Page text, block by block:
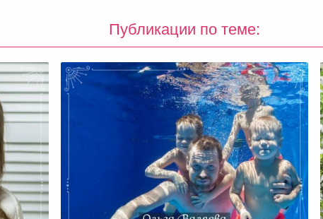
Публикации по теме: